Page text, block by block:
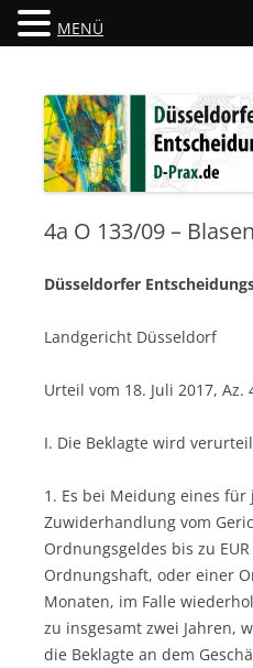
Düsseldorfer
4a O 133/09 –
Düsseldorfer
Landgericht Düsseldorf
Urteil vom 18. Juli 2017, Az.
I. Die Beklagte wird
1. Es bei Meidung eines für
Zuwiderhandlung vom
Ordnungsgeldes bis zu
Ordnungshaft, oder einer
Monaten, im Falle
zu insgesamt zwei Jahren,
die Beklagte an dem
MENÜ